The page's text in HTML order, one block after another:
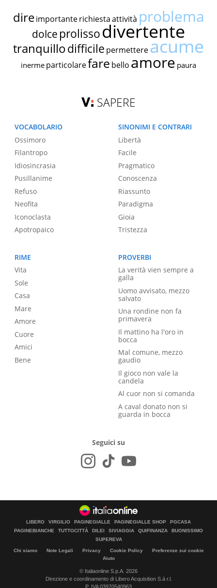
dire importante richiestaattività problema
dolce prolissodivertente
tranquillodifficile permettereacume
inerme particolarefare bello amore paura
SAPERE
VOCABOLARIO
Ossimoro
Filantropo
Idiosincrasia
Pusillanime
Refuso
Neofita
Iconoclasta
Apotropaico
SINONIMI E CONTRARI
Libertà
Facile
Pragmatico
Conoscenza
Riassunto
Paradigma
Gioia
Tristezza
RIME
Vita
Sole
Casa
Mare
Amore
Cuore
Amici
Bene
PROVERBI
La verità vien sempre a
galla
Uomo avvisato, mezzo
salvato
Una rondine non fa
primavera
Il mattino ha l'oro in
bocca
Mal comune, mezzo
gaudio
Il gioco non vale la
candela
Al cuor non si comanda
A caval donato non si
guarda in bocca
Seguici su
LIBERO VIRGILIO PAGINEGIALLE PAGINEGIALLE SHOP
PGCASA
PAGINEBIANCHE
TUTTOCITTÀ DILEI SIVIAGGIA QUIFINANZA
BUONISSIMO
SUPEREVA
Chi siamo Note Legali Privacy Cookie Policy
Preferenze sui cookie
Aiuto
© Italiaonline S.p.A. 2026
Direzione e coordinamento di Libero Acquisition S.á r.l.
P. IVA 03970540963